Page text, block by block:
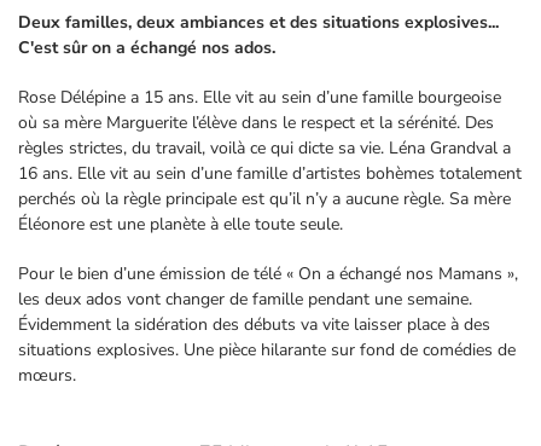
Deux familles, deux ambiances et des situations explosives...
C'est sûr on a échangé nos ados.
Rose Délépine a 15 ans. Elle vit au sein d’une famille bourgeoise
où sa mère Marguerite l’élève dans le respect et la sérénité. Des
règles strictes, du travail, voilà ce qui dicte sa vie. Léna Grandval a
16 ans. Elle vit au sein d’une famille d’artistes bohèmes totalement
perchés où la règle principale est qu’il n’y a aucune règle. Sa mère
Éléonore est une planète à elle toute seule.
Pour le bien d’une émission de télé « On a échangé nos Mamans »,
les deux ados vont changer de famille pendant une semaine.
Évidemment la sidération des débuts va vite laisser place à des
situations explosives. Une pièce hilarante sur fond de comédies de
mœurs.